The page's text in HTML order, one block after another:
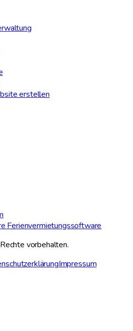
erstellen
Ferienvermietungssoftware
vorbehalten.
Impressum